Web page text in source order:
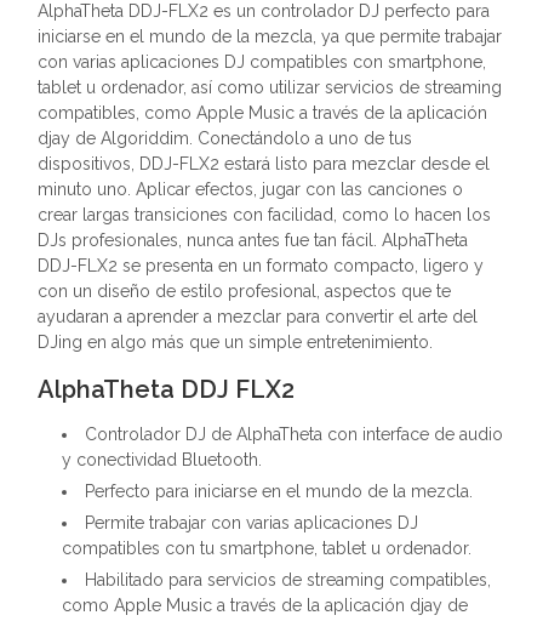
AlphaTheta DDJ-FLX2 es un controlador DJ perfecto para
iniciarse en el mundo de la mezcla, ya que permite trabajar
con varias aplicaciones DJ compatibles con smartphone,
tablet u ordenador, así como utilizar servicios de streaming
compatibles, como Apple Music a través de la aplicación
djay de Algoriddim. Conectándolo a uno de tus
dispositivos, DDJ-FLX2 estará listo para mezclar desde el
minuto uno. Aplicar efectos, jugar con las canciones o
crear largas transiciones con facilidad, como lo hacen los
DJs profesionales, nunca antes fue tan fácil. AlphaTheta
DDJ-FLX2 se presenta en un formato compacto, ligero y
con un diseño de estilo profesional, aspectos que te
ayudaran a aprender a mezclar para convertir el arte del
DJing en algo más que un simple entretenimiento.
AlphaTheta DDJ FLX2
Controlador DJ de AlphaTheta con interface de audio
y conectividad Bluetooth.
Perfecto para iniciarse en el mundo de la mezcla.
Permite trabajar con varias aplicaciones DJ
compatibles con tu smartphone, tablet u ordenador.
Habilitado para servicios de streaming compatibles,
como Apple Music a través de la aplicación djay de